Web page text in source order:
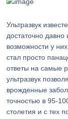
Ультразвук
достаточно
возможности у
стал просто
ответы на самые
ультразвук
врожденные
точностью в 95-
столетия и с тех